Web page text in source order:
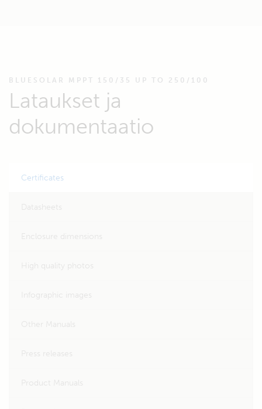
BLUESOLAR MPPT 150/35 UP TO 250/100
Lataukset ja
dokumentaatio
Certificates